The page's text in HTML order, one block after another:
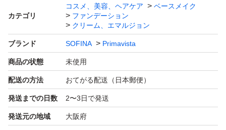
特徴：アレルギーテスト済 無香料
SPF：14.0 SPF
カテゴリ
コスメ、美容、ヘアケア
ベースメイク
ファンデーション
クリーム、エマルジョン
ブランド SOFINA Primavista
商品の状態 未使用
配送の方法 おてがる配送（日本郵便）
発送までの日数 2〜3日で発送
発送元の地域 大阪府